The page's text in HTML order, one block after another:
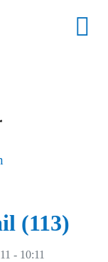
(113)
- 10:11